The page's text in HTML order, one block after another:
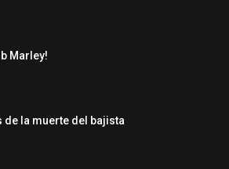
Marley!
de la muerte del bajista